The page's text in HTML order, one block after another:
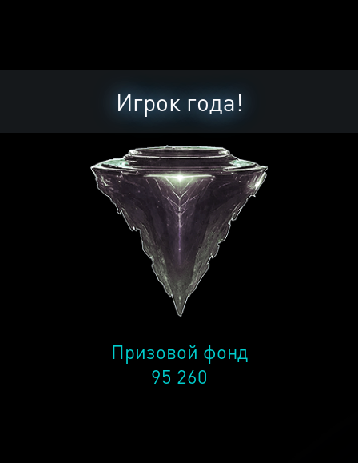
Игрок года!
Призовой фонд
95 260